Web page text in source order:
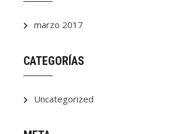
marzo 2017
CATEGORÍAS
Uncategorized